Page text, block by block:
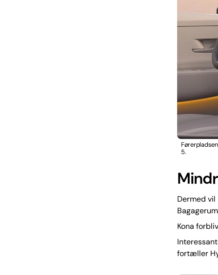
5.
Dermed
Kona
fortæller